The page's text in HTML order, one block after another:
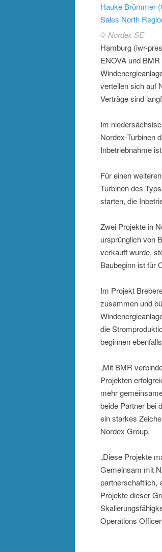
Hauke Brümmer
Sales North
© Nordex SE
Hamburg (iwr-
ENOVA und
verteilen sich auf
Verträge sind
Im
Nordex-Turbinen
Inbetriebnahme
Für einen
Turbinen des
starten, die
Zwei Projekte in
ursprünglich von
verkauft wurde,
Baubeginn ist für
Im Projekt
zusammen und
die
beginnen
„Mit BMR
Projekten
mehr
beide Partner bei
ein starkes
Nordex Group.
„Diese Projekte
Gemeinsam mit
partnerschaftlich,
Projekte dieser
Operations